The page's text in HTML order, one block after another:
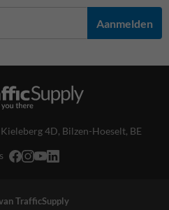
Aanmelden
Kieleberg 4D, Bilzen-Hoeselt, BE
TrafficSupply